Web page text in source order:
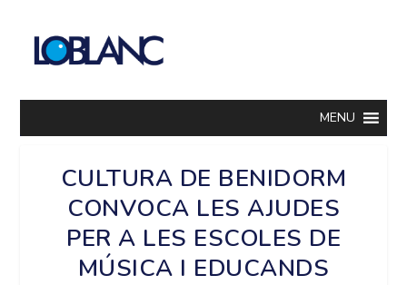
MENU
CULTURA DE BENIDORM
CONVOCA LES AJUDES
PER A LES ESCOLES DE
MÚSICA I EDUCANDS